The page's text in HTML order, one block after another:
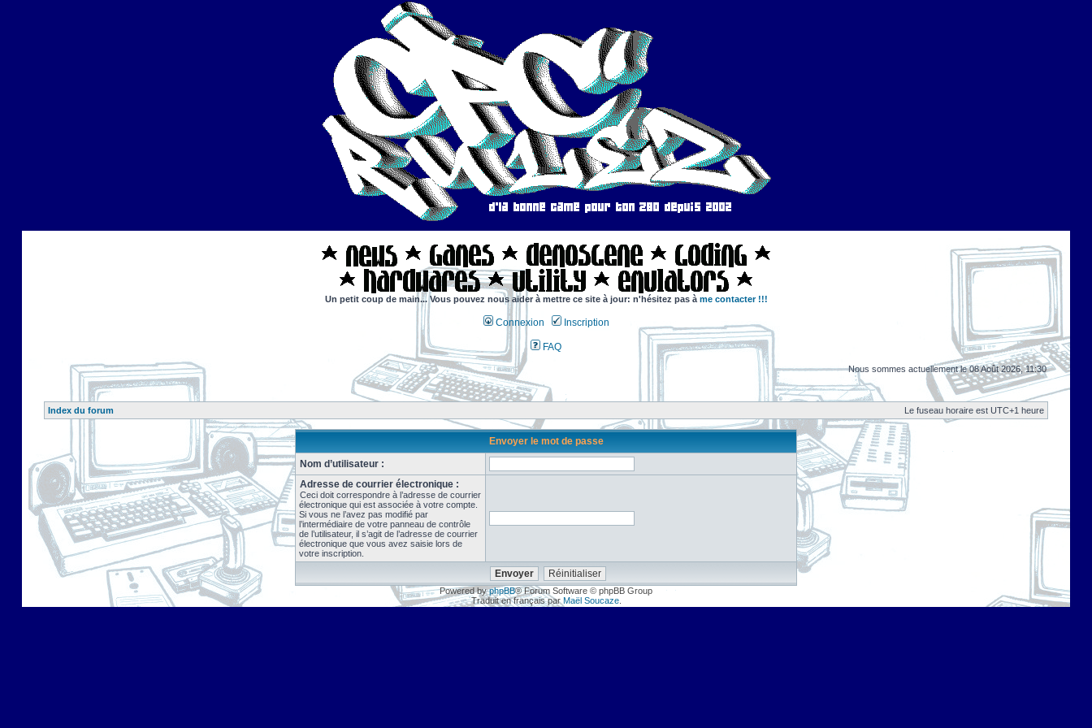
Un petit coup de main... Vous pouvez nous aider à mettre ce site à jour: n'hésitez pas à me contacter !!!
Connexion Inscription
FAQ
Nous sommes actuellement le 08 Août 2026, 11:30
Index du forum Le fuseau horaire est UTC+1 heure
Envoyer le mot de passe
Nom d’utilisateur :
Adresse de courrier électronique :
Ceci doit correspondre à l’adresse de courrier
électronique qui est associée à votre compte.
Si vous ne l’avez pas modifié par
l’intermédiaire de votre panneau de contrôle
de l’utilisateur, il s’agit de l’adresse de courrier
électronique que vous avez saisie lors de
votre inscription.
Powered byphpBB® Forum Software © phpBB Group
Traduit en français par Maël Soucaze.